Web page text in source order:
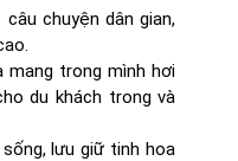
chuyện dân gian,
mang trong mình hơi
du khách trong và
lưu giữ tinh hoa